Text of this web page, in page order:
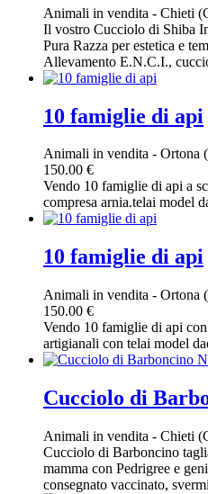
Animali in vendita - Chieti
Il vostro Cucciolo di Shiba
Pura Razza per estetica e
Allevamento E.N.C.I.,
10 famiglie di api
Animali in vendita - Ortona
150.00 €
Vendo 10 famiglie di api a
compresa arnia.telai model
10 famiglie di api
Animali in vendita - Ortona
150.00 €
Vendo 10 famiglie di api
artigianali con telai model
Cucciolo di
Animali in vendita - Chieti
Cucciolo di Barboncino
mamma con Pedrigree e
consegnato vaccinato,